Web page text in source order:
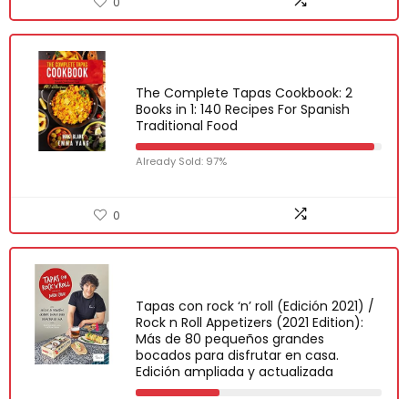
The Complete Tapas Cookbook: 2
Books in 1: 140 Recipes For Spanish
Traditional Food
Already Sold: 97%
0
Tapas con rock ‘n’ roll (Edición 2021) /
Rock n Roll Appetizers (2021 Edition):
Más de 80 pequeños grandes
bocados para disfrutar en casa.
Edición ampliada y actualizada